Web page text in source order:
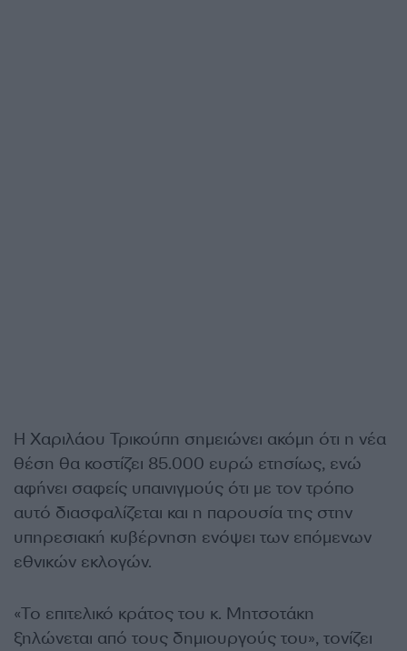
Η Χαριλάου Τρικούπη σημειώνει ακόμη ότι η νέα
θέση θα κοστίζει 85.000 ευρώ ετησίως, ενώ
αφήνει σαφείς υπαινιγμούς ότι με τον τρόπο
αυτό διασφαλίζεται και η παρουσία της στην
υπηρεσιακή κυβέρνηση ενόψει των επόμενων
εθνικών εκλογών.
«Το επιτελικό κράτος του κ. Μητσοτάκη
ξηλώνεται από τους δημιουργούς του», τονίζει